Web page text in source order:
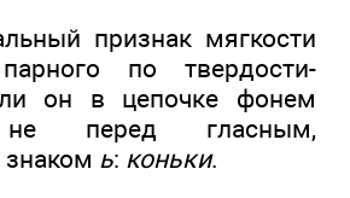
признак мягкости
парного по твердости-
он в цепочке фонем
не перед гласным,
знаком ь: коньки.